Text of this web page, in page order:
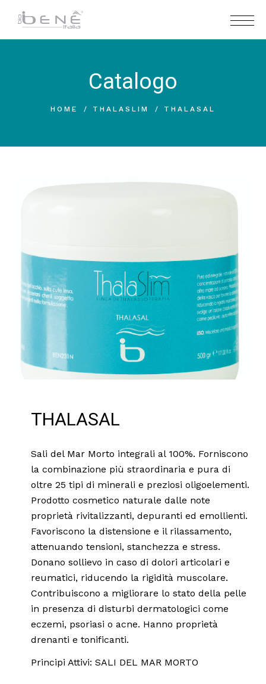
Catalogo
HOME THALASLIM THALASAL
THALASAL
Sali del Mar Morto integrali al 100%. Forniscono
la combinazione più straordinaria e pura di
oltre 25 tipi di minerali e preziosi oligoelementi.
Prodotto cosmetico naturale dalle note
proprietà rivitalizzanti, depuranti ed emollienti.
Favoriscono la distensione e il rilassamento,
attenuando tensioni, stanchezza e stress.
Donano sollievo in caso di dolori articolari e
reumatici, riducendo la rigidità muscolare.
Contribuiscono a migliorare lo stato della pelle
in presenza di disturbi dermatologici come
eczemi, psoriasi o acne. Hanno proprietà
drenanti e tonificanti.
Principi Attivi: SALI DEL MAR MORTO